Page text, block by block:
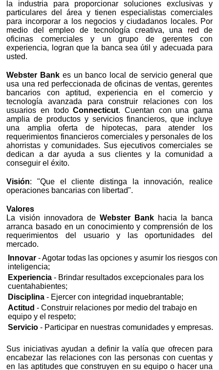
la industria para proporcionar soluciones exclusivas y
particulares del área y tienen especialistas comerciales
para incorporar a los negocios y ciudadanos locales. Por
medio del empleo de tecnología creativa, una red de
oficinas comerciales y un grupo de gerentes con
experiencia, logran que la banca sea útil y adecuada para
usted.
Webster Bank es un banco local de servicio general que
usa una red perfeccionada de oficinas de ventas, gerentes
bancarios con aptitud, experiencia en el comercio y
tecnología avanzada para construir relaciones con los
usuarios en todoConnecticut. Cuentan con una gama
amplia de productos y servicios financieros, que incluye
una amplia oferta de hipotecas, para atender los
requerimientos financieros comerciales y personales de los
ahorristas y comunidades. Sus ejecutivos comerciales se
dedican a dar ayuda a sus clientes y la comunidad a
conseguir el éxito.
Visión: "Que el cliente distinga la innovación, realice
operaciones bancarias con libertad".
Valores
La visión innovadora de Webster Bankhacia la banca
arranca basado en un conocimiento y comprensión de los
requerimientos del usuario y las oportunidades del
mercado.
Innovar - Agotar todas las opciones y asumir los riesgos con
inteligencia;
Experiencia - Brindar resultados excepcionales para los
cuentahabientes;
Disciplina - Ejercer con integridad inquebrantable;
Actitud - Construir relaciones por medio del trabajo en
equipo y el respeto;
Servicio - Participar en nuestras comunidades y empresas.
Sus iniciativas ayudan a definir la valía que ofrecen para
encabezar las relaciones con las personas con cuentas y
en las aptitudes que construyen en su equipo o hacer una